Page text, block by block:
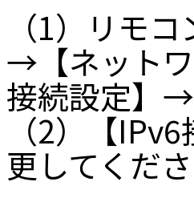
（1）リモ
→【ネット
接続設定】
（2）【
更してくださ